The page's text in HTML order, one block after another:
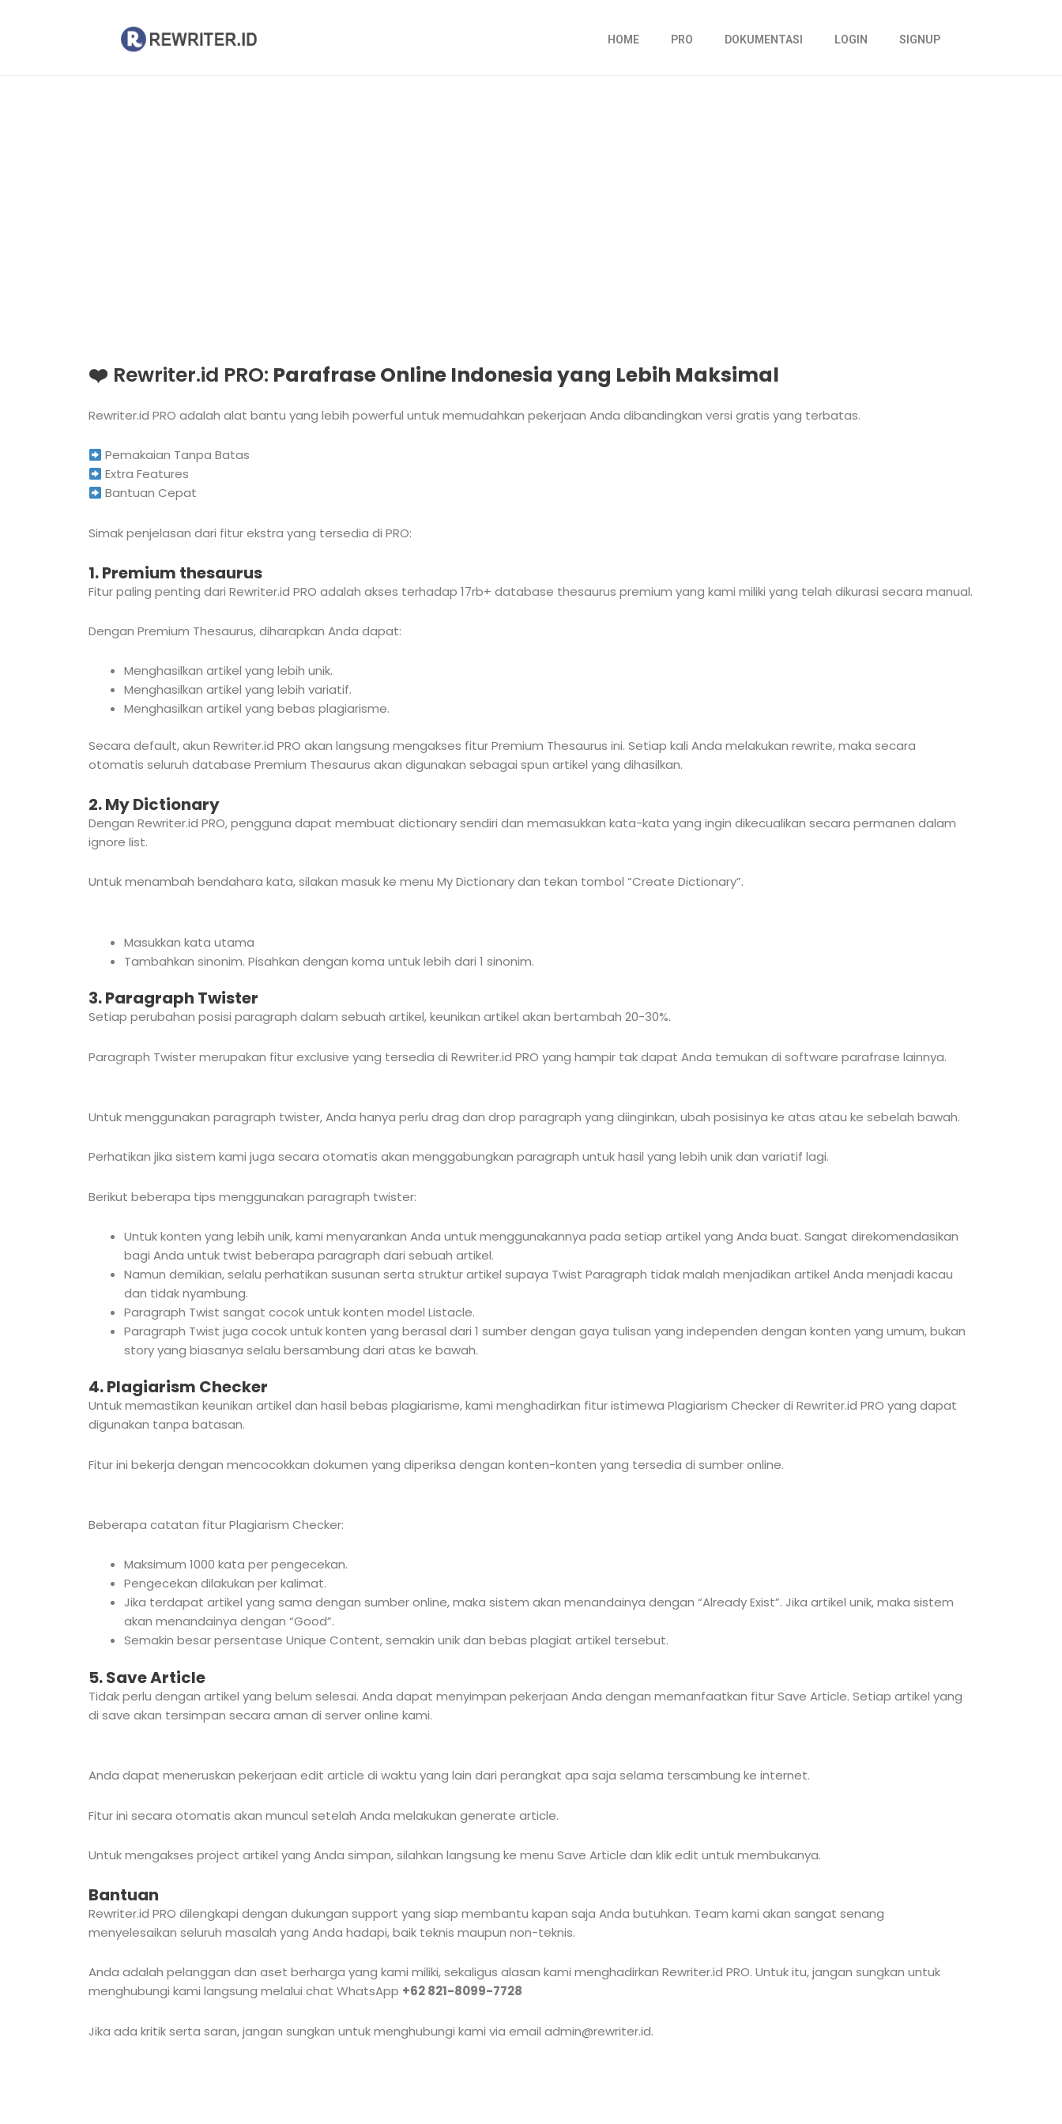
HOME PRO DOKUMENTASI LOGIN SIGNUP
❤️ Rewriter.id PRO: Parafrase Online Indonesia yang Lebih Maksimal
Rewriter.id PRO adalah alat bantu yang lebih powerful untuk memudahkan pekerjaan Anda dibandingkan versi gratis yang terbatas.
Pemakaian Tanpa Batas
Extra Features
Bantuan Cepat
Simak penjelasan dari fitur ekstra yang tersedia di PRO:
1. Premium thesaurus
Fitur paling penting dari Rewriter.id PRO adalah akses terhadap 17rb+ database thesaurus premium yang kami miliki yang telah dikurasi secara manual.
Dengan Premium Thesaurus, diharapkan Anda dapat:
Menghasilkan artikel yang lebih unik.
Menghasilkan artikel yang lebih variatif.
Menghasilkan artikel yang bebas plagiarisme.
Secara default, akun Rewriter.id PRO akan langsung mengakses fitur Premium Thesaurus ini. Setiap kali Anda melakukan rewrite, maka secara
otomatis seluruh database Premium Thesaurus akan digunakan sebagai spun artikel yang dihasilkan.
2. My Dictionary
Dengan Rewriter.id PRO, pengguna dapat membuat dictionary sendiri dan memasukkan kata-kata yang ingin dikecualikan secara permanen dalam
ignore list.
Untuk menambah bendahara kata, silakan masuk ke menu My Dictionary dan tekan tombol “Create Dictionary”.
Masukkan kata utama
Tambahkan sinonim. Pisahkan dengan koma untuk lebih dari 1 sinonim.
3. Paragraph Twister
Setiap perubahan posisi paragraph dalam sebuah artikel, keunikan artikel akan bertambah 20-30%.
Paragraph Twister merupakan fitur exclusive yang tersedia di Rewriter.id PRO yang hampir tak dapat Anda temukan di software parafrase lainnya.
Untuk menggunakan paragraph twister, Anda hanya perlu drag dan drop paragraph yang diinginkan, ubah posisinya ke atas atau ke sebelah bawah.
Perhatikan jika sistem kami juga secara otomatis akan menggabungkan paragraph untuk hasil yang lebih unik dan variatif lagi.
Berikut beberapa tips menggunakan paragraph twister:
Untuk konten yang lebih unik, kami menyarankan Anda untuk menggunakannya pada setiap artikel yang Anda buat. Sangat direkomendasikan
bagi Anda untuk twist beberapa paragraph dari sebuah artikel.
Namun demikian, selalu perhatikan susunan serta struktur artikel supaya Twist Paragraph tidak malah menjadikan artikel Anda menjadi kacau
dan tidak nyambung.
Paragraph Twist sangat cocok untuk konten model Listacle.
Paragraph Twist juga cocok untuk konten yang berasal dari 1 sumber dengan gaya tulisan yang independen dengan konten yang umum, bukan
story yang biasanya selalu bersambung dari atas ke bawah.
4. Plagiarism Checker
Untuk memastikan keunikan artikel dan hasil bebas plagiarisme, kami menghadirkan fitur istimewa Plagiarism Checker di Rewriter.id PRO yang dapat
digunakan tanpa batasan.
Fitur ini bekerja dengan mencocokkan dokumen yang diperiksa dengan konten-konten yang tersedia di sumber online.
Beberapa catatan fitur Plagiarism Checker:
Maksimum 1000 kata per pengecekan.
Pengecekan dilakukan per kalimat.
Jika terdapat artikel yang sama dengan sumber online, maka sistem akan menandainya dengan “Already Exist”. Jika artikel unik, maka sistem
akan menandainya dengan “Good”.
Semakin besar persentase Unique Content, semakin unik dan bebas plagiat artikel tersebut.
5. Save Article
Tidak perlu dengan artikel yang belum selesai. Anda dapat menyimpan pekerjaan Anda dengan memanfaatkan fitur Save Article. Setiap artikel yang
di save akan tersimpan secara aman di server online kami.
Anda dapat meneruskan pekerjaan edit article di waktu yang lain dari perangkat apa saja selama tersambung ke internet.
Fitur ini secara otomatis akan muncul setelah Anda melakukan generate article.
Untuk mengakses project artikel yang Anda simpan, silahkan langsung ke menu Save Article dan klik edit untuk membukanya.
Bantuan
Rewriter.id PRO dilengkapi dengan dukungan support yang siap membantu kapan saja Anda butuhkan. Team kami akan sangat senang
menyelesaikan seluruh masalah yang Anda hadapi, baik teknis maupun non-teknis.
Anda adalah pelanggan dan aset berharga yang kami miliki, sekaligus alasan kami menghadirkan Rewriter.id PRO. Untuk itu, jangan sungkan untuk
menghubungi kami langsung melalui chat WhatsApp +62 821-8099-7728
Jika ada kritik serta saran, jangan sungkan untuk menghubungi kami via email admin@rewriter.id.